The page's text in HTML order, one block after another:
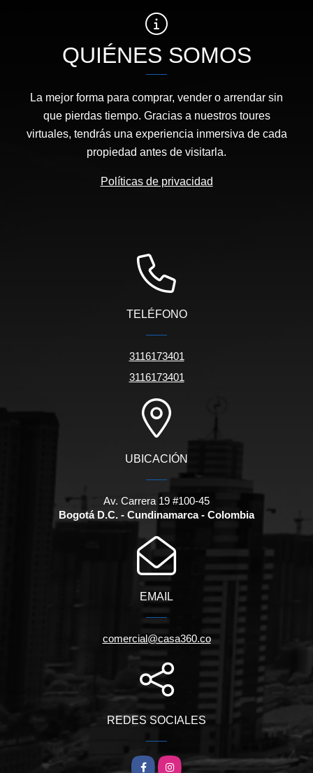
QUIÉNES SOMOS
La mejor forma para comprar, vender o arrendar sin
que pierdas tiempo. Gracias a nuestros toures
virtuales, tendrás una experiencia inmersiva de cada
propiedad antes de visitarla.
Políticas de privacidad
TELÉFONO
3116173401
3116173401
UBICACIÓN
Av. Carrera 19 #100-45
Bogotá D.C. - Cundinamarca - Colombia
EMAIL
comercial@casa360.co
REDES SOCIALES
FacebookInstagram